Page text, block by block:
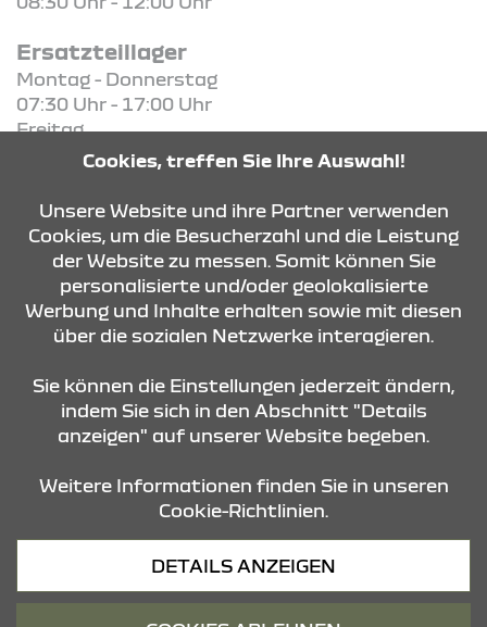
Ersatzteillager
Montag - Donnerstag
07:30 Uhr - 17:00 Uhr
Freitag
07:30 Uhr - 16:30 Uhr
08:30 Uhr - 12:00 Uhr
KONTAKT & ANFAHRT
Datenschutz
Cookies, treffen Sie Ihre Auswahl!
Unsere Website und ihre Partner verwenden
Cookies, um die Besucherzahl und die Leistung
der Website zu messen. Somit können Sie
personalisierte und/oder geolokalisierte
Werbung und Inhalte erhalten sowie mit diesen
über die sozialen Netzwerke interagieren.
Sie können die Einstellungen jederzeit ändern,
indem Sie sich in den Abschnitt "Details
anzeigen" auf unserer Website begeben.
Weitere Informationen finden Sie in unseren
Cookie-Richtlinien.
DETAILS ANZEIGEN